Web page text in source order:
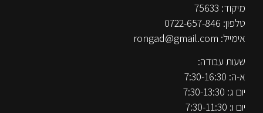
מיקוד: 75633
טלפון: 0722-657-846
אימייל: rongad@gmail.com
שעות עבודה:
א-ה: 7:30-16:30
יום ג: 7:30-13:30
יום ו: 7:30-11:30